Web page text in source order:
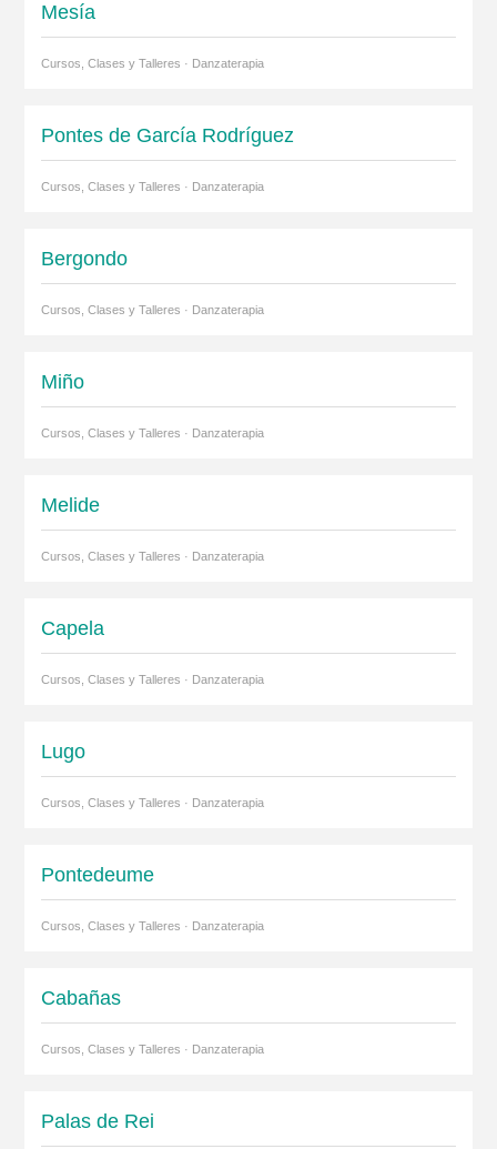
Mesía
Cursos, Clases y Talleres · Danzaterapia
Pontes de García Rodríguez
Cursos, Clases y Talleres · Danzaterapia
Bergondo
Cursos, Clases y Talleres · Danzaterapia
Miño
Cursos, Clases y Talleres · Danzaterapia
Melide
Cursos, Clases y Talleres · Danzaterapia
Capela
Cursos, Clases y Talleres · Danzaterapia
Lugo
Cursos, Clases y Talleres · Danzaterapia
Pontedeume
Cursos, Clases y Talleres · Danzaterapia
Cabañas
Cursos, Clases y Talleres · Danzaterapia
Palas de Rei